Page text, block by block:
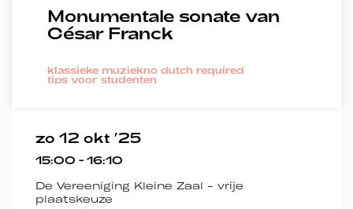
Monumentale sonate van
César Franck
klassieke muziekno dutch required
tips voor studenten
zo 12 okt ’25
15:00 - 16:10
De Vereeniging Kleine Zaal - vrije
plaatskeuze